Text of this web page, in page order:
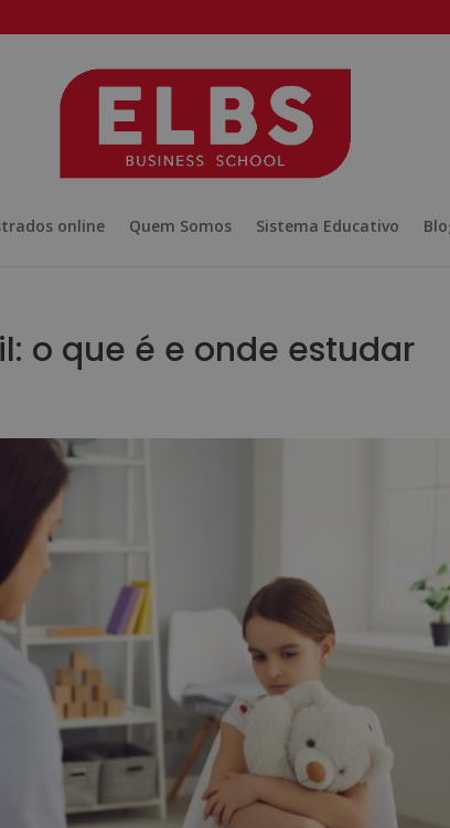
online Quem Somos Sistema Educativo
o que é e onde estudar